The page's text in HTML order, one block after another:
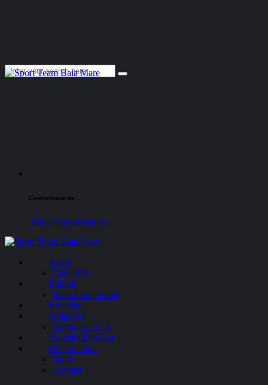
Contacteaza-ne
office@sport-team.ro
Acasă
CM 2026
Echipă
Foști Componenți
Rezultate
Golgeteri
Golgeteri 2025
Consiliu Director
Despre Club
Istoric
Contact